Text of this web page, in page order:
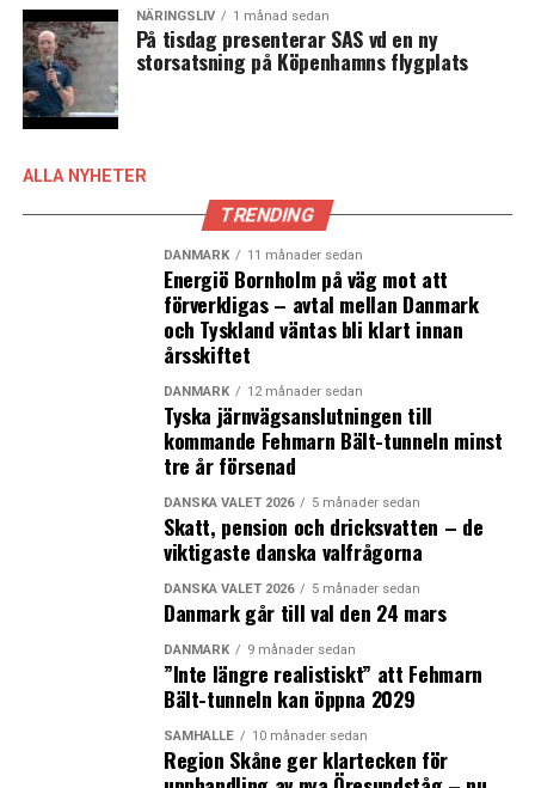
NÄRINGSLIV 1 månad sedan
På tisdag presenterar SAS vd en ny
storsatsning på Köpenhamns flygplats
ALLA NYHETER
TRENDING
DANMARK 11 månader sedan
Energiö Bornholm på väg mot att
förverkligas – avtal mellan Danmark
och Tyskland väntas bli klart innan
årsskiftet
DANMARK 12 månader sedan
Tyska järnvägsanslutningen till
kommande Fehmarn Bält-tunneln minst
tre år försenad
DANSKA VALET 2026 5 månader sedan
Skatt, pension och dricksvatten – de
viktigaste danska valfrågorna
DANSKA VALET 2026 5 månader sedan
Danmark går till val den 24 mars
DANMARK 9 månader sedan
”Inte längre realistiskt” att Fehmarn
Bält-tunneln kan öppna 2029
SAMHÄLLE 10 månader sedan
Region Skåne ger klartecken för